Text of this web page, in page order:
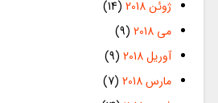
ژوئن 2018
(14)
می 2018
(9)
آوریل 2018
(9)
مارس 2018
(7)